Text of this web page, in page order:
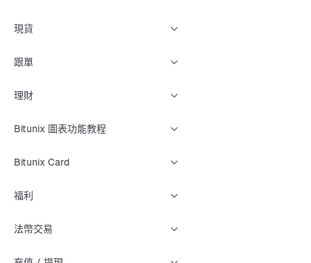
現貨
跟單
理財
Bitunix 圖表功能教程
Bitunix Card
福利
法幣交易